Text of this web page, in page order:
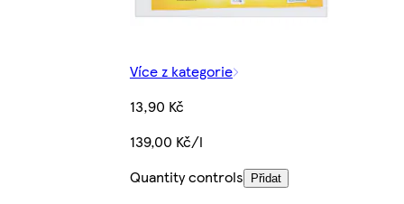
Více z kategorie
13,90 Kč
139,00 Kč/l
Quantity controls
Přidat